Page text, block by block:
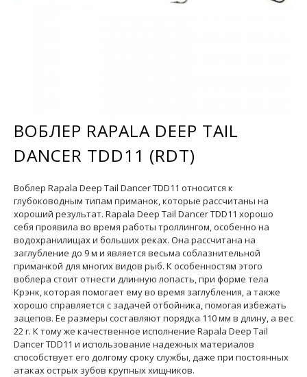
ВОБЛЕР RAPALA DEEP TAIL
DANCER TDD11 (RDT)
Воблер Rapala Deep Tail Dancer TDD11 относится к
глубоководным типам приманок, которые рассчитаны на
хороший результат. Rapala Deep Tail Dancer TDD11 хорошо
себя проявила во время работы троллингом, особенно на
водохранилищах и больших реках. Она рассчитана на
заглубление до 9 м и является весьма соблазнительной
приманкой для многих видов рыб. К особенностям этого
воблера стоит отнести длинную лопасть, при форме тела
Крэнк, которая помогает ему во время заглубления, а также
хорошо справляется с задачей отбойника, помогая избежать
зацепов. Ее размеры составляют порядка 110 мм в длину, а вес
22 г. К тому же качественное исполнение Rapala Deep Tail
Dancer TDD11 и использование надежных материалов
способствует его долгому сроку службы, даже при постоянных
атаках острых зубов крупных хищников.